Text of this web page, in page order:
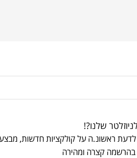
שלנו?!
ראשונ.ה על קולקציות חדשות,
בהרשמה קצרה ומהירה